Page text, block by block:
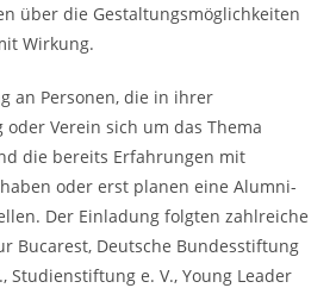
über die Gestaltungsmöglichkeiten
Wirkung.
an Personen, die in ihrer
Verein sich um das Thema
die bereits Erfahrungen mit
oder erst planen eine Alumni-
Der Einladung folgten zahlreiche
Bucarest, Deutsche Bundesstiftung
Studienstiftung e. V., Young Leader